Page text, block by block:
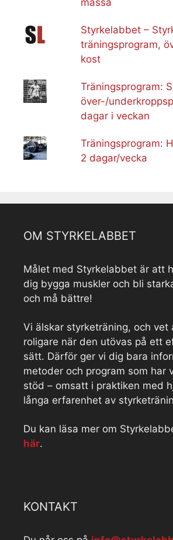
Styrkelabbet –
träningsprogram,
kost
Träningsprogram:
över-/
dagar i veckan
Träningsprogram:
2 dagar/vecka
OM STYRKELABBET
Målet med Styrkelabbet är att
dig bygga muskler och bli
och må bättre!
Vi älskar styrketräning, och vet
roligare när den utövas på ett
sätt. Därför ger vi dig bara
metoder och program som har
stöd – omsatt i praktiken med
långa erfarenhet av
Du kan läsa mer om
här.
KONTAKT